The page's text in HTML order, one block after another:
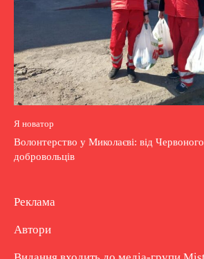
Я новатор
Волонтерство у Миколаєві: від
добровольців
Реклама
Автори